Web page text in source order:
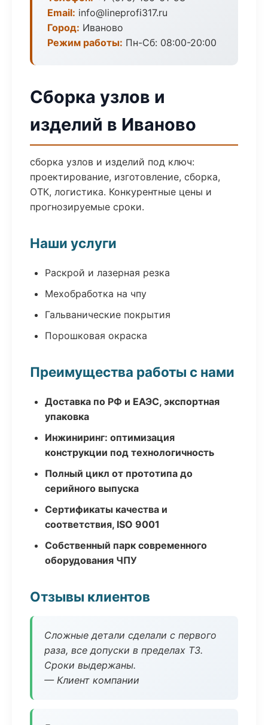
Email: info@lineprofi317.ru
Город: Иваново
Режим работы: Пн-Сб: 08:00-20:00
Сборка узлов и
изделий в Иваново
сборка узлов и изделий под ключ:
проектирование, изготовление, сборка,
ОТК, логистика. Конкурентные цены и
прогнозируемые сроки.
Наши услуги
Раскрой и лазерная резка
Мехобработка на чпу
Гальванические покрытия
Порошковая окраска
Преимущества работы с нами
Доставка по РФ и ЕАЭС, экспортная
упаковка
Инжиниринг: оптимизация
конструкции под технологичность
Полный цикл от прототипа до
серийного выпуска
Сертификаты качества и
соответствия, ISO 9001
Собственный парк современного
оборудования ЧПУ
Отзывы клиентов
Сложные детали сделали с первого
раза, все допуски в пределах ТЗ.
Сроки выдержаны.
— Клиент компании